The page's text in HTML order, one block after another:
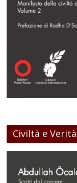
Civiltà e Verità